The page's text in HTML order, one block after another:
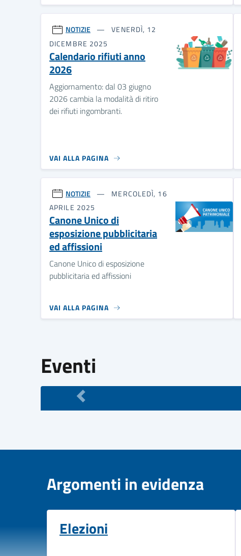
NOTIZIE
VENERDÌ, 12
DICEMBRE 2025
Calendario rifiuti anno
2026
Aggiornamento: dal 03 giugno
2026 cambia la modalità di ritiro
dei rifiuti ingombranti.
VAI ALLA PAGINA
NOTIZIE
MERCOLEDÌ, 16
APRILE 2025
Canone Unico di
esposizione pubblicitaria
ed affissioni
Canone Unico di esposizione
pubblicitaria ed affissioni
VAI ALLA PAGINA
Eventi
Argomenti in evidenza
Elezioni